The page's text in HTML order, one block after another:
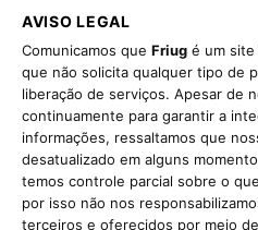
AVISO LEGAL
Comunicamos que Friug é um
que não solicita qualquer tipo de
liberação de serviços. Apesar de
continuamente para garantir a
informações, ressaltamos que
desatualizado em alguns
temos controle parcial sobre o
por isso não nos
terceiros e oferecidos por meio